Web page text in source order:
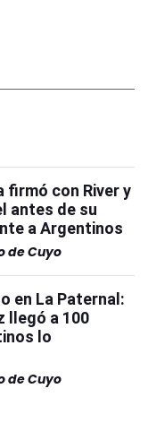
firmó con River y
antes de su
a Argentinos
de Cuyo
en La Paternal:
llegó a 100
lo
de Cuyo